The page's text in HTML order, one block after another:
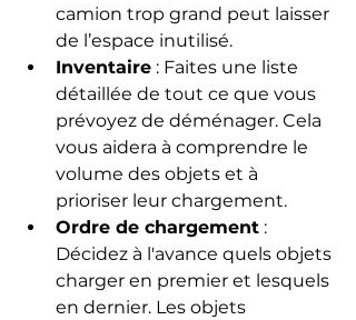
camion trop grand peut laisser
de l’espace inutilisé.
Inventaire : Faites une liste
détaillée de tout ce que vous
prévoyez de déménager. Cela
vous aidera à comprendre le
volume des objets et à
prioriser leur chargement.
Ordre de chargement :
Décidez à l'avance quels objets
charger en premier et lesquels
en dernier. Les objets